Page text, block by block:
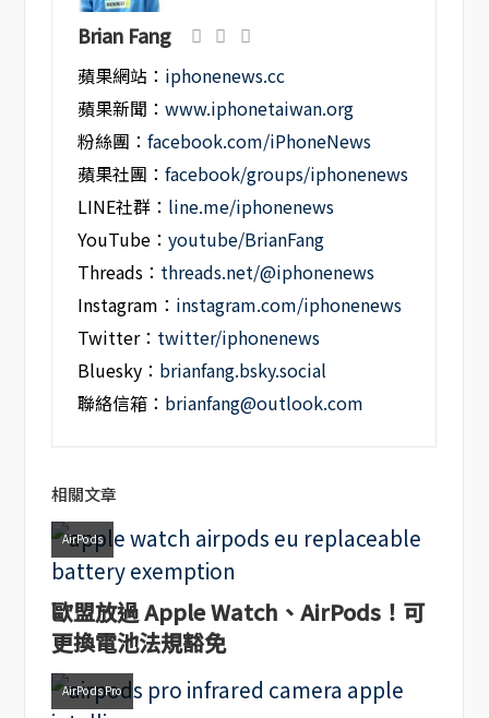
Brian Fang
蘋果網站： iphonenews.cc
蘋果新聞：www.iphonetaiwan.org
粉絲團：facebook.com/iPhoneNews
蘋果社團：facebook/groups/iphonenews
LINE社群： line.me/iphonenews
YouTube：youtube/BrianFang
Threads： threads.net/@iphonenews
Instagram： instagram.com/iphonenews
Twitter： twitter/iphonenews
Bluesky： brianfang.bsky.social
聯絡信箱： brianfang@outlook.com
相關文章
AirPods
歐盟放過 Apple Watch、AirPods！可
更換電池法規豁免
AirPods Pro